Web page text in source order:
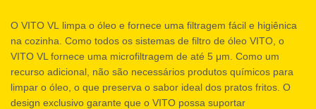
O VITO VL limpa o óleo e fornece uma filtragem fácil e higiênica
na cozinha. Como todos os sistemas de filtro de óleo VITO, o
VITO VL fornece uma microfiltragem de até 5 μm. Como um
recurso adicional, não são necessários produtos químicos para
limpar o óleo, o que preserva o sabor ideal dos pratos fritos. O
design exclusivo garante que o VITO possa suportar